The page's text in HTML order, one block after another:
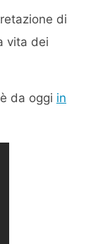
di
vita dei
da oggi in